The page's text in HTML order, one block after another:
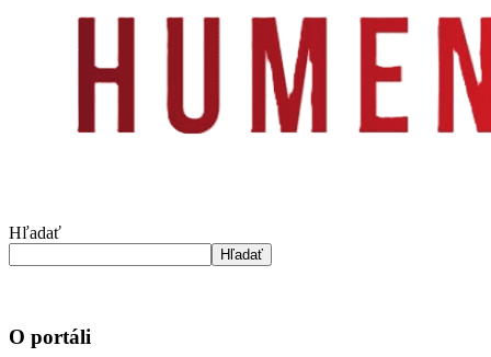
Hľadať
Hľadať
O portáli